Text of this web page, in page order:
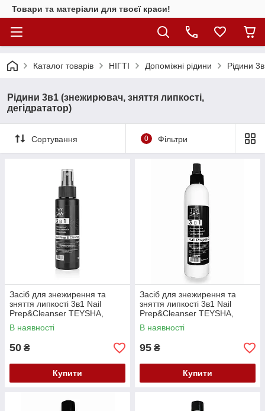
Товари та матеріали для твоєї краси!
Каталог товарiв НІГТІ Допоміжні рідини Рідини
Рідини 3в1 (знежирювач, зняття липкості,
дегідрататор)
Сортування 0 Фільтри
Засіб для знежирення та
зняття липкості 3в1 Nail
Prep&Cleanser TEYSHA,
100мл
В наявності
50 ₴
Купити
Засіб для знежирення та
зняття липкості 3в1 Nail
Prep&Cleanser TEYSHA,
250мл
В наявності
95 ₴
Купити